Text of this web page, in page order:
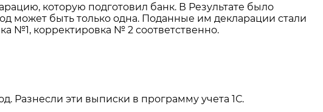
которую подготовил банк. В Результате было
может быть только одна. Поданные им декларации стали
№1, корректировка № 2 соответственно.
эти выписки в программу учета 1С.